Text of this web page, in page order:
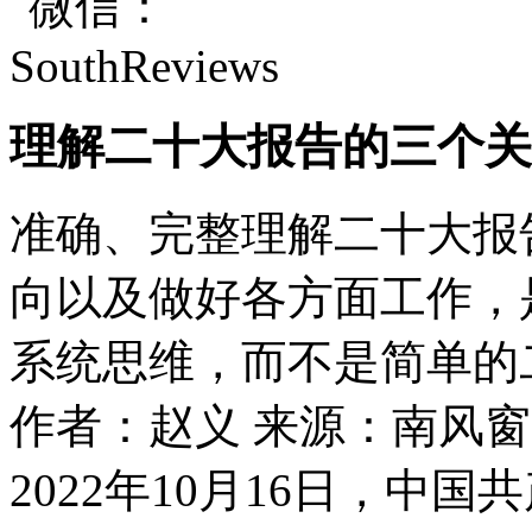
理解二十大报告的三个
准确、完整理解二十大
向以及做好各方面工作
系统思维，而不是简单
作者：赵义 来源：南风窗
2022年10月16日，中国